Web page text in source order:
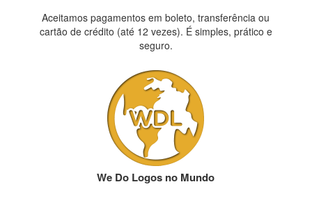
Aceitamos pagamentos em boleto, transferência ou
cartão de crédito (até 12 vezes). É simples, prático e
seguro.
We Do Logos no Mundo